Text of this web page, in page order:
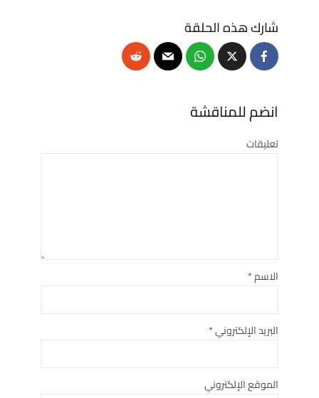
انضم للمناقشة
تعليقات
الاسم*
البريد الإلكتروني*
الموقع الإلكتروني